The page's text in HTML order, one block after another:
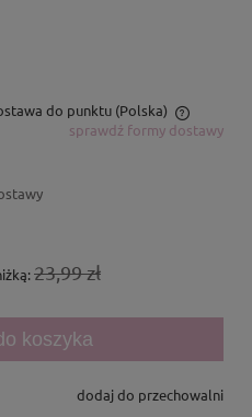
do punktu (Polska)
kosztów płatności
sprawdź formy dostawy
23,99 zł
koszyka
dodaj do przechowalni